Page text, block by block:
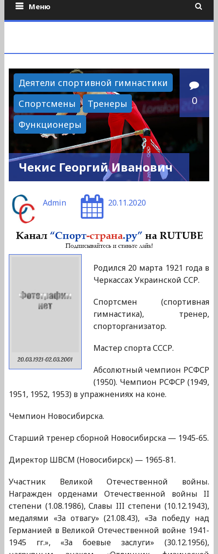
Меню
Деятели спортивной гимнастики
Спортсмены
Тренеры
Функционеры
0
Чекис Георгий Иванович
Admin 20.11.2020
20.03.1921-02.03.2001
Родился 20 марта 1921 года в
Черкассах Украинской ССР.
Спортсмен (спортивная
гимнастика), тренер,
спорторганизатор.
Мастер спорта СССР.
Абсолютный чемпион РСФСР
(1950). Чемпион РСФСР (1949,
1951, 1952, 1953) в упражнениях на коне.
Чемпион Новосибирска.
Старший тренер сборной Новосибирска — 1945-65.
Директор ШВСМ (Новосибирск) — 1965-81.
Участник Великой Отечественной войны.
Награжден орденами Отечественной войны II
степени (1.08.1986), Славы III степени (10.12.1943),
медалями «За отвагу» (21.08.43), «За победу над
Германией в Великой Отечественной войне 1941-
1945 гг.», «За боевые заслуги» (30.12.1956),